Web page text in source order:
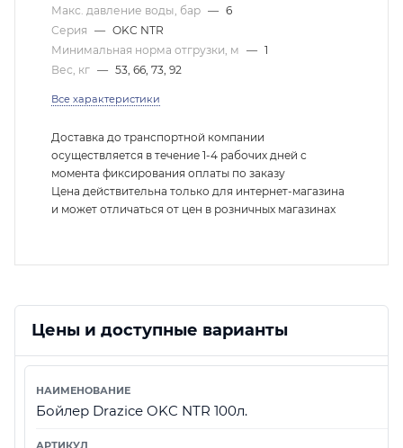
Макс. давление воды, бар — 6
Серия — OKC NTR
Минимальная норма отгрузки, м — 1
Вес, кг — 53, 66, 73, 92
Все характеристики
Доставка до транспортной компании
осуществляется в течение 1-4 рабочих дней с
момента фиксирования оплаты по заказу
Цена действительна только для интернет-магазина
и может отличаться от цен в розничных магазинах
Цены и доступные варианты
Бойлер Drazice OKC NTR 100л.